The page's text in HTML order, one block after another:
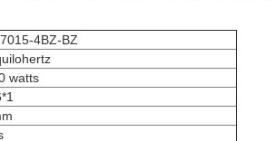
4BZ-BZ
watts